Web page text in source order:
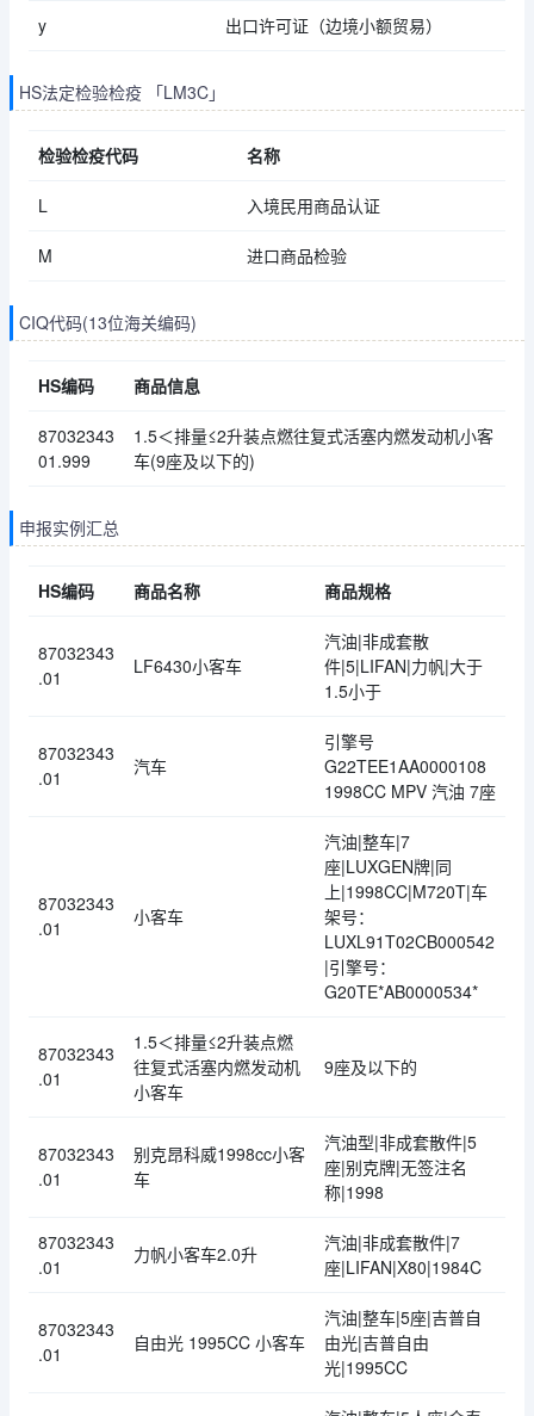
y 出口许可证（边境小额贸易）
HS法定检验检疫 「LM3C」
检验检疫代码 名称
L 入境民用商品认证
M 进口商品检验
CIQ代码(13位海关编码)
HS编码 商品信息
87032343
01.999
1.5＜排量≤2升装点燃往复式活塞内燃发动机小客
车(9座及以下的)
申报实例汇总
HS编码 商品名称 商品规格
87032343
.01
LF6430小客车
汽油|非成套散
件|5|LIFAN|力帆|大于
1.5小于
87032343
.01
汽车
引擎号
G22TEE1AA0000108
1998CC MPV 汽油 7座
87032343
.01
小客车
汽油|整车|7
座|LUXGEN牌|同
上|1998CC|M720T|车
架号：
LUXL91T02CB000542
|引擎号：
G20TE*AB0000534*
87032343
.01
1.5＜排量≤2升装点燃
往复式活塞内燃发动机
小客车
9座及以下的
87032343
.01
别克昂科威1998cc小客
车
汽油型|非成套散件|5
座|别克牌|无签注名
称|1998
87032343
.01
力帆小客车2.0升
汽油|非成套散件|7
座|LIFAN|X80|1984C
87032343
.01
自由光 1995CC 小客车
汽油|整车|5座|吉普自
由光|吉普自由
光|1995CC